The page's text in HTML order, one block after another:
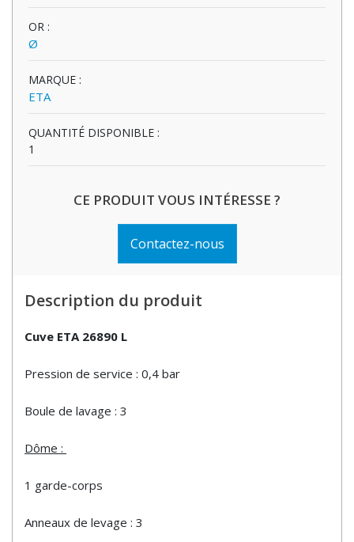
OR :
Ø
MARQUE :
ETA
QUANTITÉ DISPONIBLE :
1
CE PRODUIT VOUS INTÉRESSE ?
Contactez-nous
Description du produit
Cuve ETA 26890 L
Pression de service : 0,4 bar
Boule de lavage : 3
Dôme :
1 garde-corps
Anneaux de levage : 3